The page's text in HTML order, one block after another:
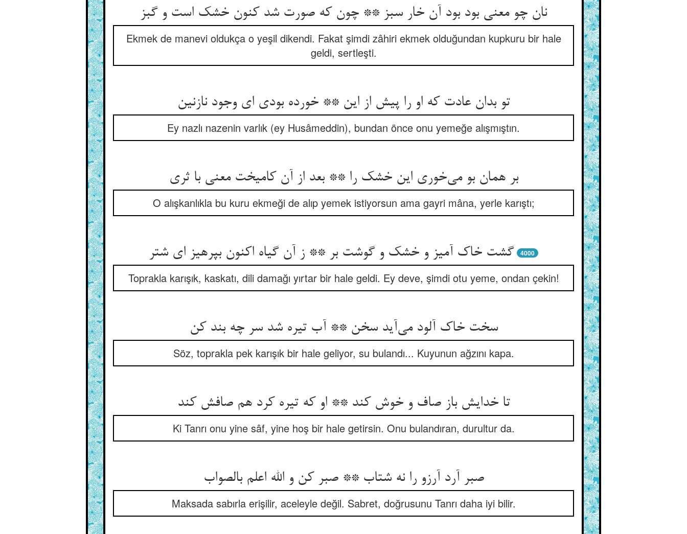
نان چو معنی بود بود آن خار سبز ** چون که صورت شد کنون خشک است و گبز
Ekmek de manevi oldukça o yeşil dikendi. Fakat şimdi zâhiri ekmek olduğundan kupkuru bir hale
geldi, sertleşti.
تو بدان عادت که او را پیش از این ** خورده بودی ای وجود نازنین
Ey nazlı nazenin varlık (ey Husâmeddin), bundan önce onu yemeğe alışmıştın.
بر همان بو می‌‌خوری این خشک را ** بعد از آن کامیخت معنی با ثری‌‌
O alışkanlıkla bu kuru ekmeği de alıp yemek istiyorsun ama gayri mâna, yerle karıştı;
گشت خاک آمیز و خشک و گوشت بر ** ز آن گیاه اکنون بپرهیز ای شتر 4000
Toprakla karışık, kaskatı, dili damağı yırtar bir hale geldi. Ey deve, şimdi otu yeme, ondan çekin!
سخت خاک آلود می‌‌آید سخن ** آب تیره شد سر چه بند کن‌‌
Söz, toprakla pek karışık bir hale geliyor, su bulandı... Kuyunun ağzını kapa.
تا خدایش باز صاف و خوش کند ** او که تیره کرد هم صافش کند
Ki Tanrı onu yine sâf, yine hoş bir hale getirsin. Onu bulandıran, durultur da.
صبر آرد آرزو را نه شتاب ** صبر کن و الله اعلم بالصواب‌‌
Maksada sabırla erişilir, aceleyle değil. Sabret, doğrusunu Tanrı daha iyi bilir.